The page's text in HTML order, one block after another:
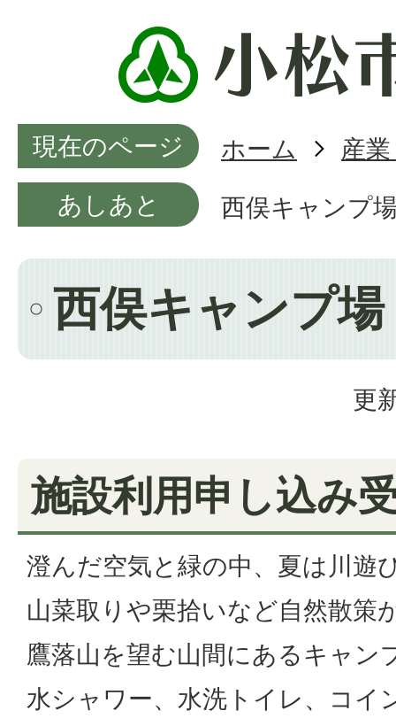
現在のページ ホーム
産
あしあと
西俣キャンプ
西俣キャンプ場
更
施設利用申し込み
澄んだ空気と緑の中、夏は川遊
山菜取りや栗拾いなど自然散策
鷹落山を望む山間にあるキャン
水シャワー、水洗トイレ、コイ